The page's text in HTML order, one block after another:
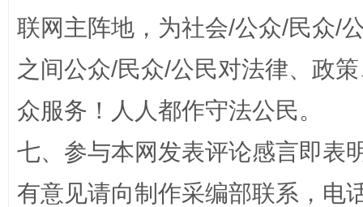
联网主阵地，为社会/公众/民众/
之间公众/民众/公民对法律、政
众服务！人人都作守法公民。
七、参与本网发表评论感言即表
有意见请向制作采编部联系，电